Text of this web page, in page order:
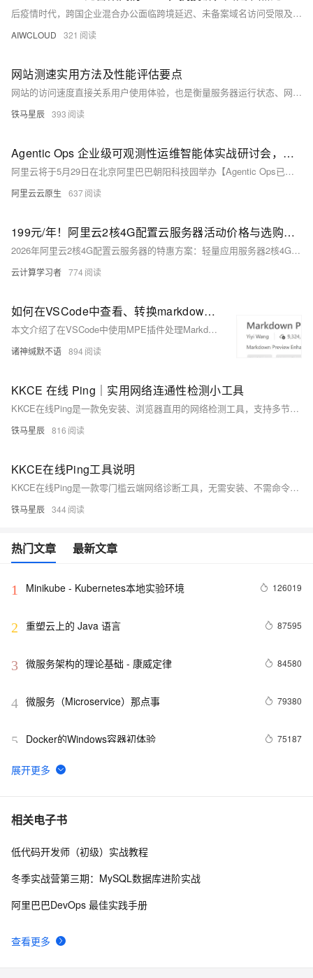
后疫情时代，跨国企业混合办公面临跨境延迟、未备案域名访问受限及VPN安全隐患等痛点。本文介绍一种“免备案CDN”架构：融合边缘零信任接入（ZTNA）、动态端口敲门、SAP/RDP协议优化、HTTP/3加速、域名分片合规回源与实时数据脱敏，构建安全、合规、高性能的全球数字走廊。（239字）
AIWCLOUD 321
网站测速实用方法及性能评估要点
网站的访问速度直接关系用户使用体验，也是衡量服务器运行状态、网络链路质量、站点优化效果的关键指标。在日常网站运维管理中，通过规范的测速方式，能够及时发现页面加载缓慢、地域访问差异、连接不稳定等问题，为后续优化调整提供有效参考。
铁马星辰 393
Agentic Ops 企业级可观测性运维智能体实战研讨会，邀您5月29日北京见！
阿里云将于5月29日在北京阿里巴巴朝阳科技园举办【Agentic Ops已来：企业级可观测性运维智能体实战】技术沙龙，聚焦企业级可观测性运维智能体实战。扫码或点击链接立即报名！
阿里云云原生 637
199元/年！阿里云2核4G配置云服务器活动价格与选购指南：配置解析+适用场景及购买指南
2026年阿里云2核4G配置云服务器的特惠方案：轻量应用服务器2核4G（200M峰值带宽、50G ESSD云盘）抢购价199元/年，9.9元/月，适合个人开发者快速部署AI应用（如OpenClaw）。云服务器ECS通用算力型u1实例2核4G5M带宽同样199元/年，独享资源、新购续费同价，是企业用户性价比之选。此外还有经济型e实例99元/年、u2i实例680元起及c9i实例1742元起等多档可选。建议新用户追求快速上手选轻量应用服务器，企业稳定运营选u1实例，高并发高性能需求则考虑u2i或c9i实例。
云计算学习者 774
如何在VSCode中查看、转换markdown文件：使用MPE（Markdown Previe Enhanced）插件
本文介绍了在VSCode中使用MPE插件处理Markdown文件的方法。主要内容包括：1）MPE插件的安装；2）查看Markdown渲染效果的两种方式（内置快捷键和MPE右键预览）；3）Markdown文件转换功能，详细讲解了导出HTML（离线/在线模式）、PDF（Chrome/Prince/Pandoc三种方式）和Word的操作步骤及注意事项。文章还提供了相关软件的安装指南和常见问题解决方案，帮助用户更好地使用MPE插件进行Markdown文档处理。
诸神缄默不语 894
KKCE 在线 Ping｜实用网络连通性检测小工具
KKCE在线Ping是一款免安装、浏览器直用的网络检测工具，支持多节点同步测试域名/IP连通性、延迟与丢包率，直观定位卡顿、访问异常等基础网络问题，兼顾个人排查与运维需求。（239字）
铁马星辰 816
KKCE在线Ping工具说明
KKCE在线Ping是一款零门槛云端网络诊断工具，无需安装、不需命令行，浏览器打开即用。支持多节点ICMP/TCP检测，实时显示延迟、丢包等指标，并集成DNS查询、HTTP测速等功能，兼顾普通用户故障排查与运维人员专业监测需求。（239字）
铁马星辰 344
热门文章 最新文章
1 Minikube - Kubernetes本地实验环境 126019
2 重塑云上的 Java 语言 87595
3 微服务架构的理论基础 - 康威定律 84580
4 微服务（Microservice）那点事 79380
5 Docker的Windows容器初体验 75187
6 Docker学习路线图 (持续更新中)
7 利用Zipkin对Spring Cloud应用进行服务追踪分析
8 当 Kubernetes 遇到阿里云
CI
相关电子书
查看更多
低代码开发师（初级）实战教程
冬季实战营第三期：MySQL数据库进阶实战
阿里巴巴DevOps 最佳实践手册